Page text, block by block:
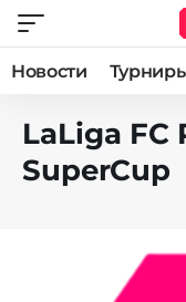
Новости
LaLiga FC
SuperCup